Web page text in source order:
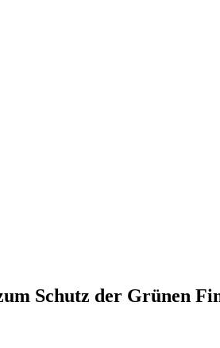
Schutz der Grünen